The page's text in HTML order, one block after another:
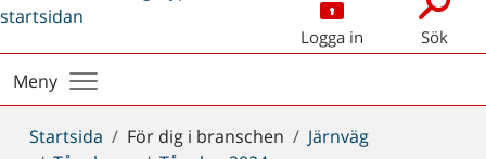
Logga in Sök
Meny
Du
Startsida För dig i branschen
Järnväg